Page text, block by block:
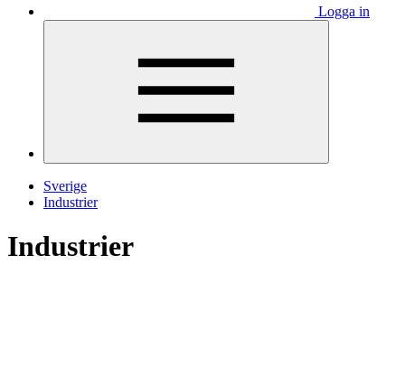
Logga in
Sverige
Industrier
Industrier